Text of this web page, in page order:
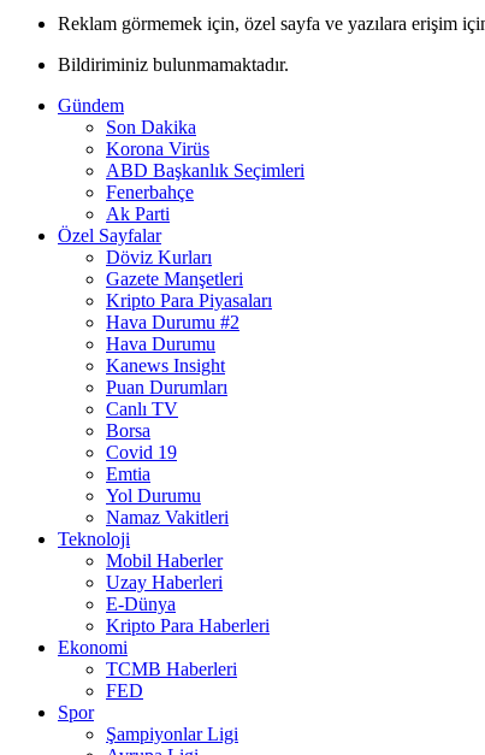
Reklam görmemek için, özel sayfa ve yazılara erişim
Bildiriminiz bulunmamaktadır.
Gündem
Son Dakika
Korona Virüs
ABD Başkanlık Seçimleri
Fenerbahçe
Ak Parti
Özel Sayfalar
Döviz Kurları
Gazete Manşetleri
Kripto Para Piyasaları
Hava Durumu #2
Hava Durumu
Kanews Insight
Puan Durumları
Canlı TV
Borsa
Covid 19
Emtia
Yol Durumu
Namaz Vakitleri
Teknoloji
Mobil Haberler
Uzay Haberleri
E-Dünya
Kripto Para Haberleri
Ekonomi
TCMB Haberleri
FED
Spor
Şampiyonlar Ligi